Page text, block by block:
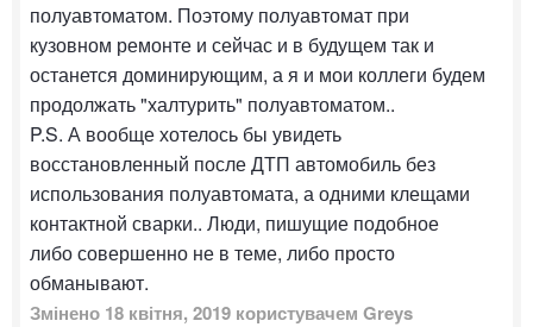
полуавтоматом. Поэтому полуавтомат при
кузовном ремонте и сейчас и в будущем так и
останется доминирующим, а я и мои коллеги будем
продолжать "халтурить" полуавтоматом..
P.S. А вообще хотелось бы увидеть
восстановленный после ДТП автомобиль без
использования полуавтомата, а одними клещами
контактной сварки.. Люди, пишущие подобное
либо совершенно не в теме, либо просто
обманывают.
Змінено 18 квітня, 2019 користувачем Greys